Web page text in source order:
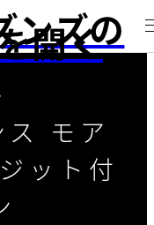
ンズの
開く
モア
ット付